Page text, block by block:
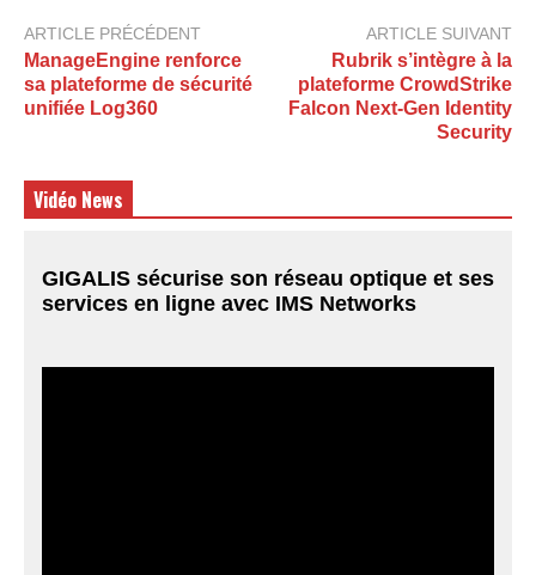
ARTICLE PRÉCÉDENT
ManageEngine renforce
sa plateforme de sécurité
unifiée Log360
ARTICLE SUIVANT
Rubrik s’intègre à la
plateforme CrowdStrike
Falcon Next-Gen Identity
Security
Vidéo News
GIGALIS sécurise son réseau optique et ses
services en ligne avec IMS Networks